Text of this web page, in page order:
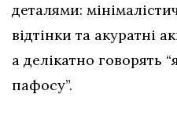
деталями:
відтінки та акуратні
а делікатно говорять
пафосу”.